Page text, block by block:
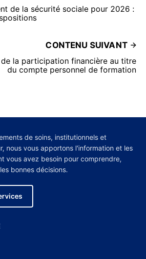
de la sécurité sociale pour 2026 :
CONTENU SUIVANT
la participation financière au titre
du compte personnel de formation
de soins, institutionnels et
nous vous apportons l'information et les
vous avez besoin pour comprendre,
bonnes décisions.